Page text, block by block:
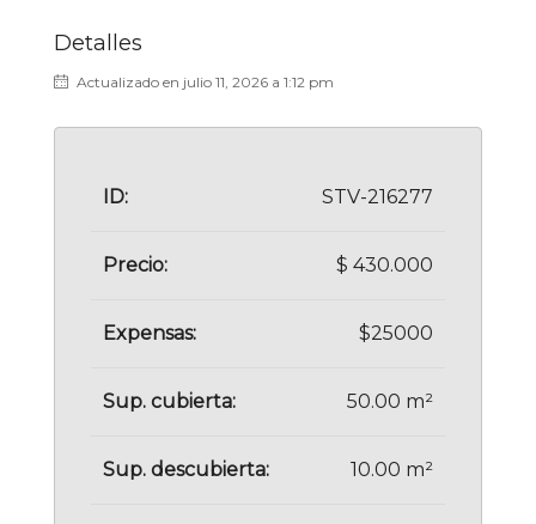
Detalles
Actualizado en julio 11, 2026 a 1:12 pm
ID: STV-216277
Precio: $ 430.000
Expensas: $25000
Sup. cubierta: 50.00 m²
Sup. descubierta: 10.00 m²